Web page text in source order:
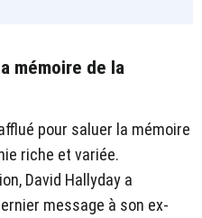
mémoire de la
pour saluer la mémoire
riche et variée.
David Hallyday a
message à son ex-